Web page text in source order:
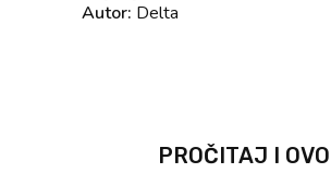
Autor: Delta
PROČITAJ I OVO